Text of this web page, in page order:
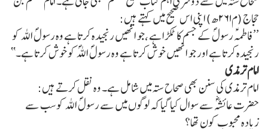
حجاج (م۲۶۱ھ) اپنی اس صحیح میں کہتے ہیں:
’’فاطمہؑ رسولؐ کے جسم کا ٹکڑا ہے ،جو انھیں رنجیدہ کرتا ہے وہ رسولؐ اللہ کو
رنجیدہ کرتا ہے اور جو انھیں خوش کرتا ہے وہ رسولؐ اللہؐ کو خوش کرتا ہے۔‘‘
امام ترمذی
امام ترمذی کی سنن بھی صحاح ستہ میں شامل ہے۔ وہ نقل کرتے ہیں:
حضرت عائشہؓ سے سوال کیا گیا کہ لوگوں میں سے رسولؐ اللہ کو سب سے
زیادہ محبوب کون تھا؟